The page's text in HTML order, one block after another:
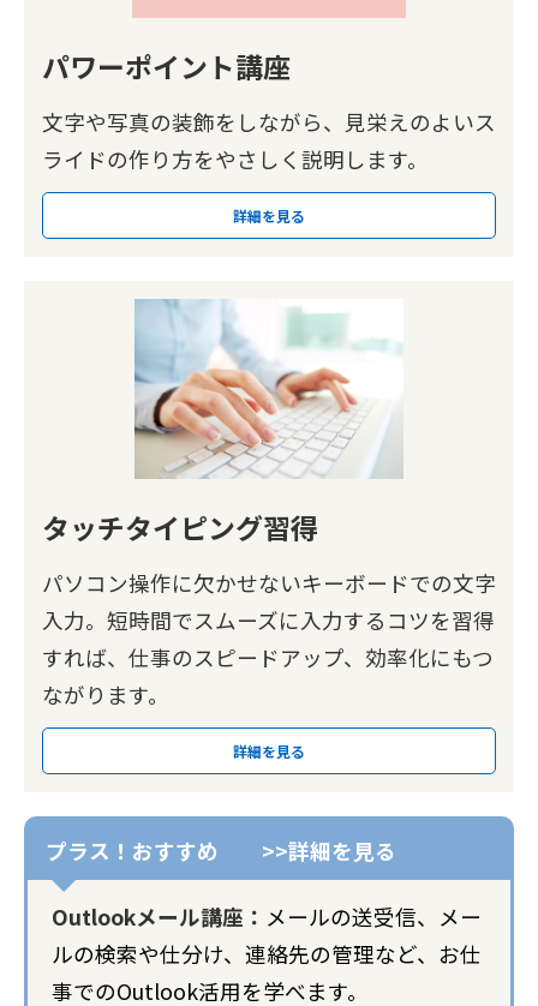
パワーポイント講座
文字や写真の装飾をしながら、見栄えのよいス
ライドの作り方をやさしく説明します。
詳細を見る
タッチタイピング習得
パソコン操作に欠かせないキーボードでの文字
入力。短時間でスムーズに入力するコツを習得
すれば、仕事のスピードアップ、効率化にもつ
ながります。
詳細を見る
Outlookメール講座： メールの送受信、メー
ルの検索や仕分け、連絡先の管理など、お仕
事でのOutlook活用を学べます。